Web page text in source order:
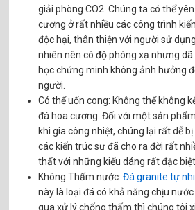
giải phòng CO2. Chúng ta có thể
cương ở rất nhiều các công trình
độc hại, thân thiện với người sử
nhiên nên có độ phóng xạ nhưng
học chứng minh không ảnh hưởng
người.
Có thể uốn cong: Không thể không
đá hoa cương. Đối với một sản
khi gia công nhiệt, chúng lại rất dễ
các kiến trúc sư đã cho ra đời rất
thất với những kiểu dáng rất đặc biệt.
Không Thấm nước:Đá granite tự
này là loại đá có khả năng chịu
qua xử lý chống thấm thì chúng tôi